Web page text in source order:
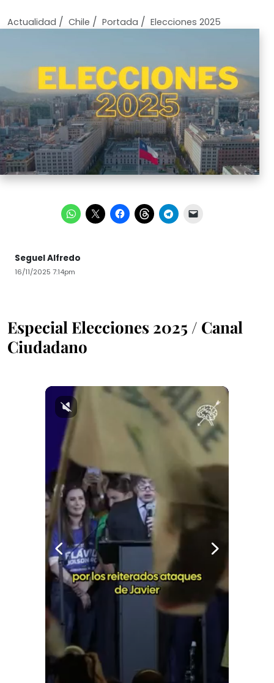
Actualidad / Chile / Portada / Elecciones 2025
Seguel Alfredo
16/11/2025 7:14pm
Especial Elecciones 2025 / Canal
Ciudadano